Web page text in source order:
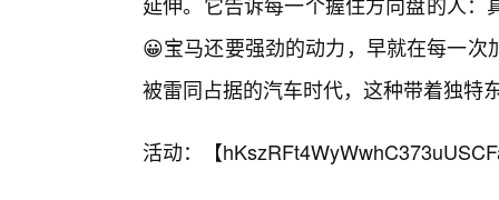
😀宝马还要强劲的动力，早就在每一
被雷同占据的汽车时代，这种带着独特
活动：【